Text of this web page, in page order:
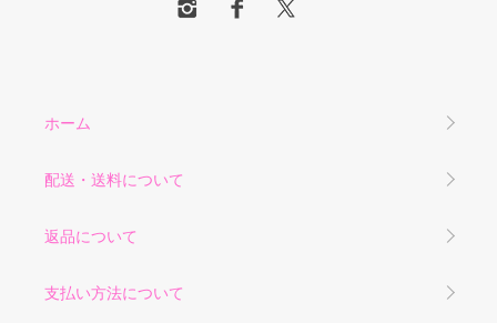
ホーム
配送・送料について
返品について
支払い方法について